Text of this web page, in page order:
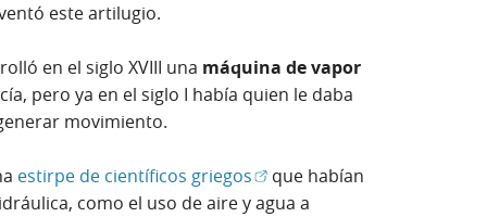
este artilugio.
en el siglo XVIII una máquina de vapor
pero ya en el siglo I había quien le daba
movimiento.
estirpe de científicos griegos(Abrir en ventana nueva)
que habían
como el uso de aire y agua a